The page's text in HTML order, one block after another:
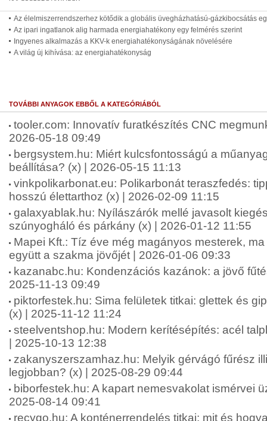
Az élelmiszerrendszerhez kötődik a globális üvegházhatású-gázkibocsátás
Az ipari ingatlanok alig harmada energiahatékony egy felmérés szerint
Ingyenes alkalmazás a KKV-k energiahatékonyságának növelésére
A világ új kihívása: az energiahatékonyság
TOVÁBBI ANYAGOK EBBŐL A KATEGÓRIÁBÓL
tooler.com: Innovatív furatkészítés CNC
2026-05-18 09:49
bergsystem.hu: Miért kulcsfontosságú a
beállítása? (x) | 2026-05-15 11:13
vinkpolikarbonat.eu: Polikarbonát teraszfedés:
hosszú élettarthoz (x) | 2026-02-09 11:15
galaxyablak.hu: Nyílászárók mellé javasolt
szúnyogháló és párkány (x) | 2026-01-12 11:55
Mapei Kft.: Tíz éve még magányos mesterek,
együtt a szakma jövőjét | 2026-01-06 09:33
kazanabc.hu: Kondenzációs kazánok: a jövő
2025-11-13 09:49
piktorfestek.hu: Sima felületek titkai: glettek és
(x) | 2025-11-12 11:24
steelventshop.hu: Modern kerítésépítés: acél
| 2025-10-13 12:38
zakanyszerszamhaz.hu: Melyik gérvágó fűrész
legjobban? (x) | 2025-08-29 09:44
biborfestek.hu: A kapart nemesvakolat ismérvei
2025-08-14 09:41
recygo.hu: A konténerrendelés titkai: mit és